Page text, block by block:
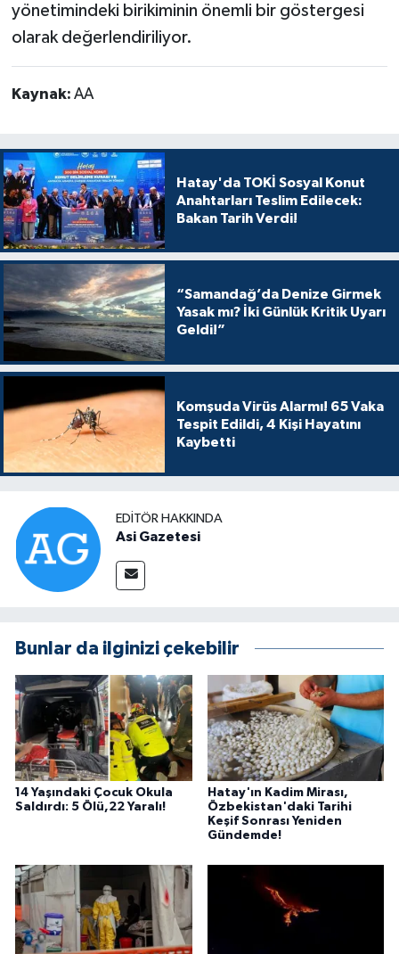
yönetimindeki birikiminin önemli bir göstergesi
olarak değerlendiriliyor.
Kaynak: AA
Hatay'da TOKİ Sosyal Konut
Anahtarları Teslim Edilecek:
Bakan Tarih Verdi!
“Samandağ’da Denize Girmek
Yasak mı? İki Günlük Kritik Uyarı
Geldi!”
Komşuda Virüs Alarmı! 65 Vaka
Tespit Edildi, 4 Kişi Hayatını
Kaybetti
EDITÖR HAKKINDA
Asi Gazetesi
Bunlar da ilginizi çekebilir
14 Yaşındaki Çocuk Okula
Saldırdı: 5 Ölü,22 Yaralı!
Hatay'ın Kadim Mirası,
Özbekistan'daki Tarihi
Keşif Sonrası Yeniden
Gündemde!